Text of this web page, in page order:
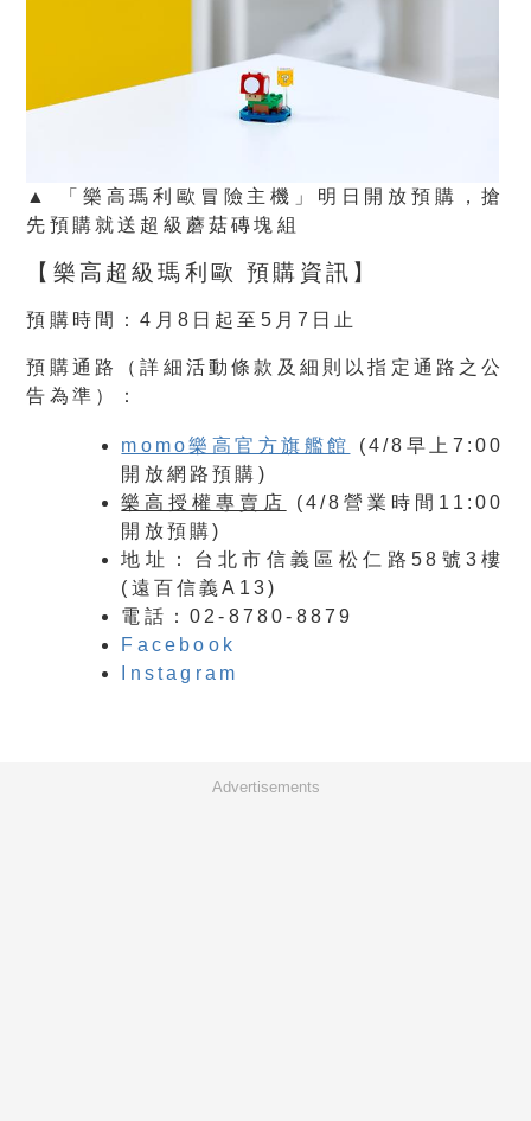
▲ 「樂高瑪利歐冒險主機」明日開放預購，搶
先預購就送超級蘑菇磚塊組
【樂高超級瑪利歐 預購資訊】
預購時間：4月8日起至5月7日止
預購通路（詳細活動條款及細則以指定通路之公
告為準）：
momo樂高官方旗艦館
(4/8早上7:00
開放網路預購)
樂高授權專賣店
(4/8營業時間11:00
開放預購)
地址：台北市信義區松仁路58號3樓
(遠百信義A13)
電話：02-8780-8879
Facebook
Instagram
Advertisements